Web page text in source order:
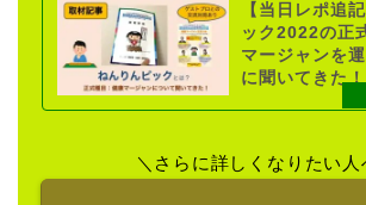
【当日レポ追
ック2022の正
マージャンを
に聞いてきた！
＼さらに詳しくなりたい人